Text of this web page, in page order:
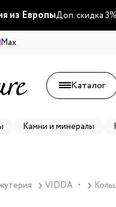
из ЕвропыДоп. скидка
Max
Каталог
Камни и минералы
VIDDA ▼